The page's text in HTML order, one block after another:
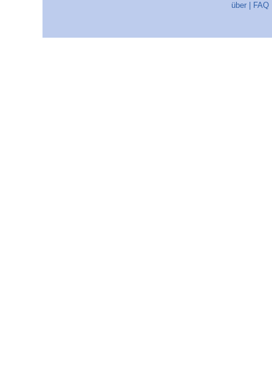
über FAQ